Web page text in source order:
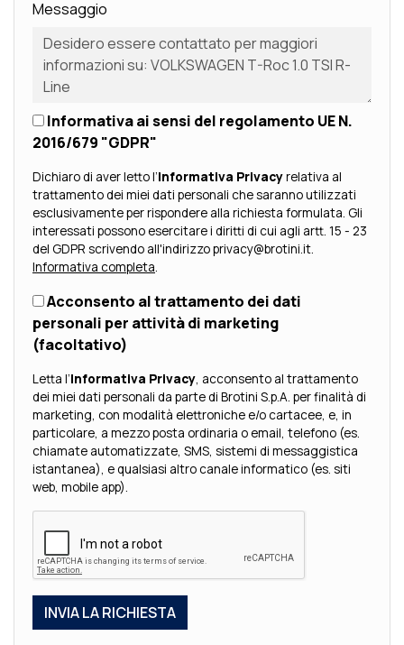
Messaggio
Informativa ai sensi del regolamento UE N.
2016/679 "GDPR"
Dichiaro di aver letto l’Informativa Privacyrelativa al
trattamento dei miei dati personali che saranno utilizzati
esclusivamente per rispondere alla richiesta formulata. Gli
interessati possono esercitare i diritti di cui agli artt. 15 - 23
del GDPR scrivendo all'indirizzo privacy@brotini.it.
Informativa completa.
Acconsento al trattamento dei dati
personali per attività di marketing
(facoltativo)
Letta l’Informativa Privacy, acconsento al trattamento
dei miei dati personali da parte di Brotini S.p.A. per finalità di
marketing, con modalità elettroniche e/o cartacee, e, in
particolare, a mezzo posta ordinaria o email, telefono (es.
chiamate automatizzate, SMS, sistemi di messaggistica
istantanea), e qualsiasi altro canale informatico (es. siti
web, mobile app).